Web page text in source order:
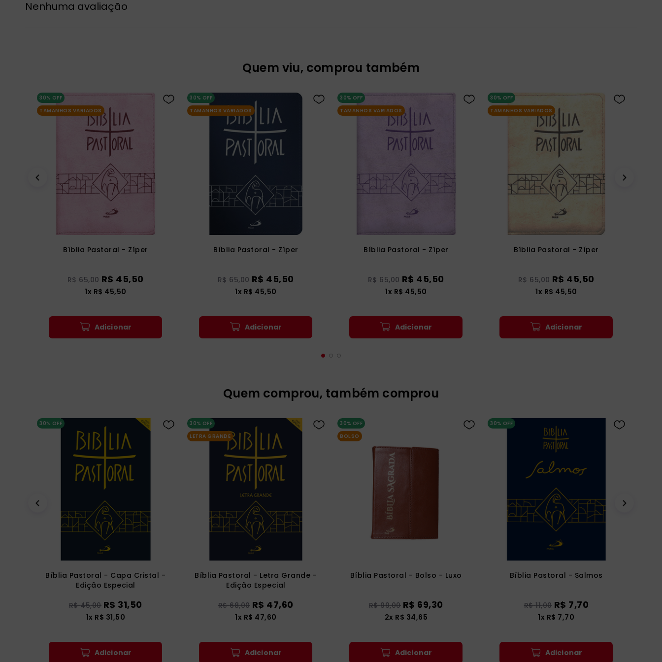
Nenhuma avaliação
Quem viu, comprou também
30% OFF
TAMANHOS VARIADOS
Bíblia Pastoral - Zíper
R$ 65,00 R$ 45,50
1x R$ 45,50
Adicionar
30% OFF
TAMANHOS VARIADOS
Bíblia Pastoral - Zíper
R$ 65,00 R$ 45,50
1x R$ 45,50
Adicionar
30% OFF
TAMANHOS VARIADOS
Bíblia Pastoral - Zíper
R$ 65,00 R$ 45,50
1x R$ 45,50
Adicionar
30% OFF
TAMANHOS VARIADOS
Bíblia Pastoral - Zíper
R$ 65,00 R$ 45,50
1x R$ 45,50
Adicionar
Quem comprou, também comprou
30% OFF
Bíblia Pastoral - Capa Cristal -
Edição Especial
R$ 45,00 R$ 31,50
1x R$ 31,50
Adicionar
30% OFF
LETRA GRANDE
Bíblia Pastoral - Letra Grande -
Edição Especial
R$ 68,00 R$ 47,60
1x R$ 47,60
Adicionar
30% OFF
BOLSO
Bíblia Pastoral - Bolso - Luxo
R$ 99,00 R$ 69,30
2x R$ 34,65
Adicionar
30% OFF
Bíblia Pastoral - Salmos
R$ 11,00 R$ 7,70
1x R$ 7,70
Adicionar